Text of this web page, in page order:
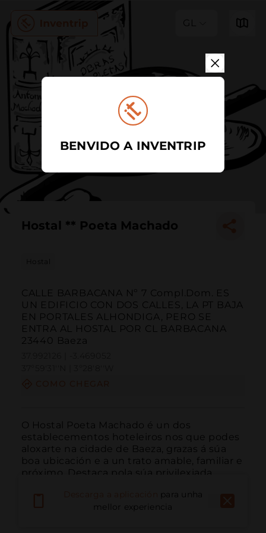
GL
Hostal ** Poeta Machado
Hostal
CALLE BARBACANA Nº 7 Compl.Dom. ES
UN EDIFICIO CON DOS CALLES, LA PT BAJA
EN PORTALES ALHONDIGA, PERO SE
ENTRA AL HOSTAL POR CL BARBACANA
23440 Baeza
O Hostal Poeta Machado é un dos
establecementos hoteleiros nos que podes
aloxarte na cidade de Baeza, grazas á súa
boa ubicación e a un trato amable, familiar e
próximo. Destaca pola súa privilexiada
antigo, xunto ao Paseo da Constitución que
permite chegar a...
LER MÁIS
para unha
mellor experiencia
BENVIDO A INVENTRIP